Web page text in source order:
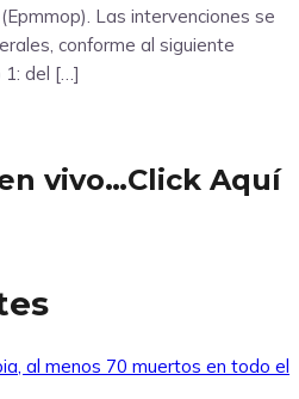
Las intervenciones se
conforme al siguiente
1: del […]
vivo…Click Aquí
al menos 70 muertos en todo el